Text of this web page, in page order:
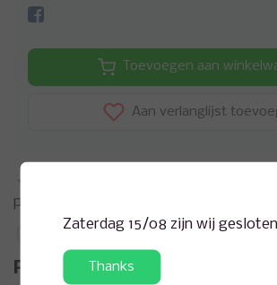
Toevoegen aan
Aan verlanglijst
Neem
product
Toevoegen aan vergelijking
Productomschrijving
Zaterdag 15/08 zijn wij
Thanks